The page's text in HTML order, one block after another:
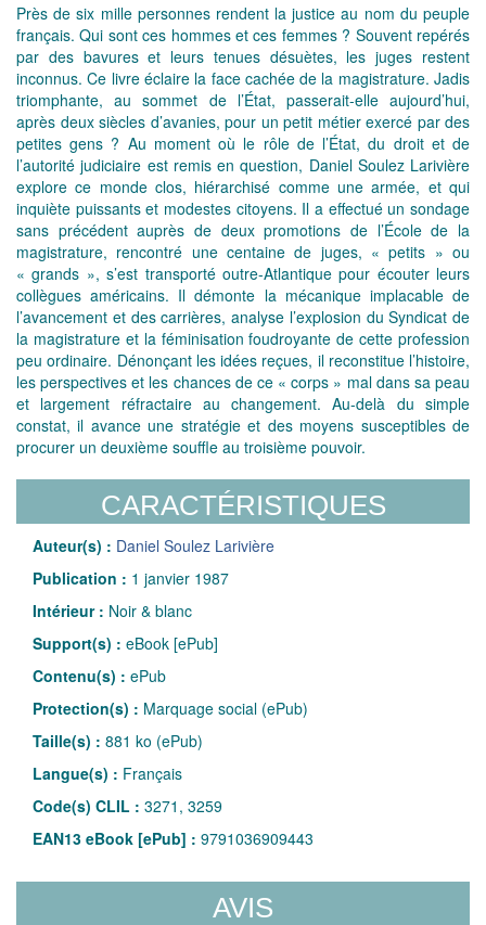
Près de six mille personnes rendent la justice au nom du peuple
français. Qui sont ces hommes et ces femmes ? Souvent repérés
par des bavures et leurs tenues désuètes, les juges restent
inconnus. Ce livre éclaire la face cachée de la magistrature. Jadis
triomphante, au sommet de l’État, passerait-elle aujourd’hui,
après deux siècles d’avanies, pour un petit métier exercé par des
petites gens ? Au moment où le rôle de l’État, du droit et de
l’autorité judiciaire est remis en question, Daniel Soulez Larivière
explore ce monde clos, hiérarchisé comme une armée, et qui
inquiète puissants et modestes citoyens. Il a effectué un sondage
sans précédent auprès de deux promotions de l’École de la
magistrature, rencontré une centaine de juges, « petits » ou
« grands », s’est transporté outre-Atlantique pour écouter leurs
collègues américains. Il démonte la mécanique implacable de
l’avancement et des carrières, analyse l’explosion du Syndicat de
la magistrature et la féminisation foudroyante de cette profession
peu ordinaire. Dénonçant les idées reçues, il reconstitue l’histoire,
les perspectives et les chances de ce « corps » mal dans sa peau
et largement réfractaire au changement. Au-delà du simple
constat, il avance une stratégie et des moyens susceptibles de
procurer un deuxième souffle au troisième pouvoir.
CARACTÉRISTIQUES
Auteur(s) : Daniel Soulez Larivière
Publication : 1 janvier 1987
Intérieur : Noir & blanc
Support(s) : eBook [ePub]
Contenu(s) : ePub
Protection(s) : Marquage social (ePub)
Taille(s) : 881 ko (ePub)
Langue(s) : Français
Code(s) CLIL : 3271, 3259
EAN13 eBook [ePub] : 9791036909443
AVIS